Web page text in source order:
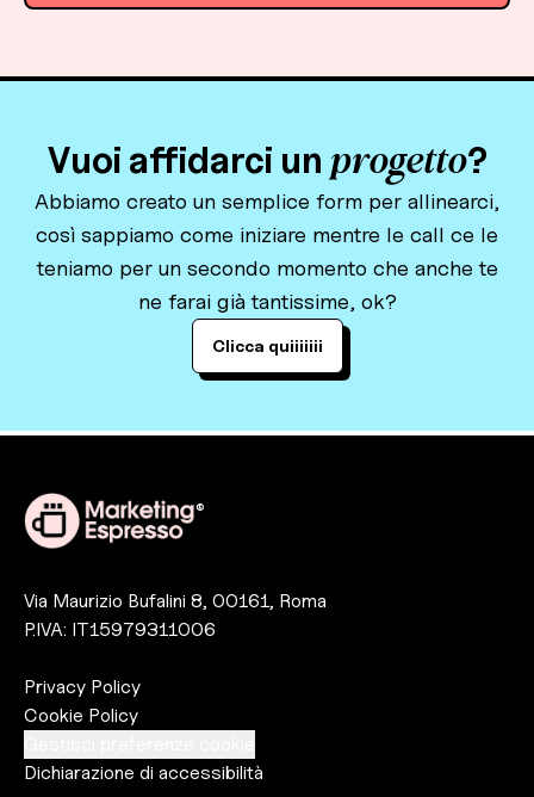
Vuoi affidarci un progetto?
Abbiamo creato un semplice form per allinearci,
così sappiamo come iniziare mentre le call ce le
teniamo per un secondo momento che anche te
ne farai già tantissime, ok?
Clicca quiiiiiiiiiiiiiii
®
Via Maurizio Bufalini 8, 00161, Roma
P.IVA: IT15979311006
Privacy Policy
Cookie Policy
Dichiarazione di accessibilità